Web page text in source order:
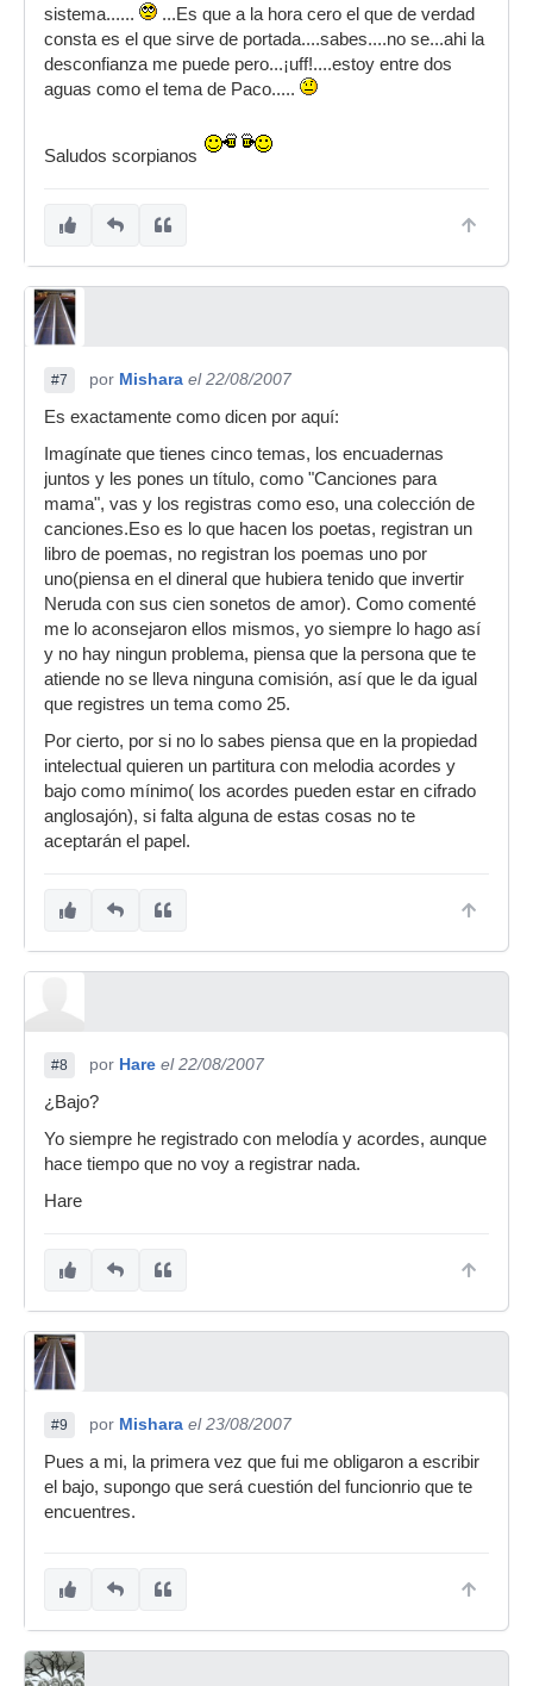
sistema......
...Es que a la hora cero el que de verdad
consta es el que sirve de portada....sabes....no se...ahi la
desconfianza me puede pero...¡uff!....estoy entre dos
aguas como el tema de Paco.....
Saludos scorpianos
#7 por Mishara el 22/08/2007
Es exactamente como dicen por aquí:
Imagínate que tienes cinco temas, los encuadernas
juntos y les pones un título, como "Canciones para
mama", vas y los registras como eso, una colección de
canciones.Eso es lo que hacen los poetas, registran un
libro de poemas, no registran los poemas uno por
uno(piensa en el dineral que hubiera tenido que invertir
Neruda con sus cien sonetos de amor). Como comenté
me lo aconsejaron ellos mismos, yo siempre lo hago así
y no hay ningun problema, piensa que la persona que te
atiende no se lleva ninguna comisión, así que le da igual
que registres un tema como 25.
Por cierto, por si no lo sabes piensa que en la propiedad
intelectual quieren un partitura con melodia acordes y
bajo como mínimo( los acordes pueden estar en cifrado
anglosajón), si falta alguna de estas cosas no te
aceptarán el papel.
#8 por Hare el 22/08/2007
¿Bajo?
Yo siempre he registrado con melodía y acordes, aunque
hace tiempo que no voy a registrar nada.
Hare
#9 por Mishara el 23/08/2007
Pues a mi, la primera vez que fui me obligaron a escribir
el bajo, supongo que será cuestión del funcionrio que te
encuentres.